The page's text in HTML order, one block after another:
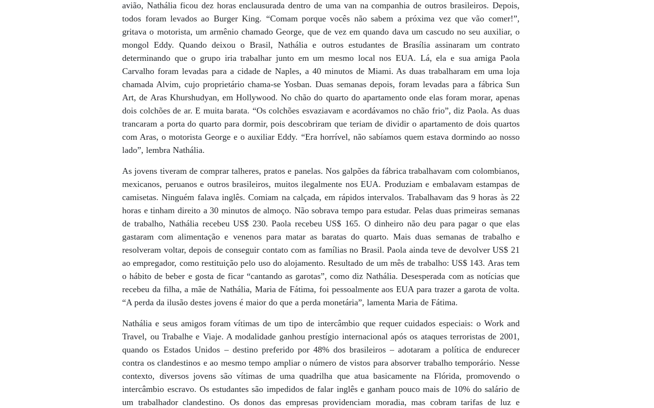
avião, Nathália ficou dez horas enclausurada dentro de uma van na companhia de outros brasileiros. Depois,
todos foram levados ao Burger King. “Comam porque vocês não sabem a próxima vez que vão comer!”,
gritava o motorista, um armênio chamado George, que de vez em quando dava um cascudo no seu auxiliar, o
mongol Eddy. Quando deixou o Brasil, Nathália e outros estudantes de Brasília assinaram um contrato
determinando que o grupo iria trabalhar junto em um mesmo local nos EUA. Lá, ela e sua amiga Paola
Carvalho foram levadas para a cidade de Naples, a 40 minutos de Miami. As duas trabalharam em uma loja
chamada Alvim, cujo proprietário chama-se Yosban. Duas semanas depois, foram levadas para a fábrica Sun
Art, de Aras Khurshudyan, em Hollywood. No chão do quarto do apartamento onde elas foram morar, apenas
dois colchões de ar. E muita barata. “Os colchões esvaziavam e acordávamos no chão frio”, diz Paola. As duas
trancaram a porta do quarto para dormir, pois descobriram que teriam de dividir o apartamento de dois quartos
com Aras, o motorista George e o auxiliar Eddy. “Era horrível, não sabíamos quem estava dormindo ao nosso
lado”, lembra Nathália.
As jovens tiveram de comprar talheres, pratos e panelas. Nos galpões da fábrica trabalhavam com colombianos,
mexicanos, peruanos e outros brasileiros, muitos ilegalmente nos EUA. Produziam e embalavam estampas de
camisetas. Ninguém falava inglês. Comiam na calçada, em rápidos intervalos. Trabalhavam das 9 horas às 22
horas e tinham direito a 30 minutos de almoço. Não sobrava tempo para estudar. Pelas duas primeiras semanas
de trabalho, Nathália recebeu US$ 230. Paola recebeu US$ 165. O dinheiro não deu para pagar o que elas
gastaram com alimentação e venenos para matar as baratas do quarto. Mais duas semanas de trabalho e
resolveram voltar, depois de conseguir contato com as famílias no Brasil. Paola ainda teve de devolver US$ 21
ao empregador, como restituição pelo uso do alojamento. Resultado de um mês de trabalho: US$ 143. Aras tem
o hábito de beber e gosta de ficar “cantando as garotas”, como diz Nathália. Desesperada com as notícias que
recebeu da filha, a mãe de Nathália, Maria de Fátima, foi pessoalmente aos EUA para trazer a garota de volta.
“A perda da ilusão destes jovens é maior do que a perda monetária”, lamenta Maria de Fátima.
Nathália e seus amigos foram vítimas de um tipo de intercâmbio que requer cuidados especiais: o Work and
Travel, ou Trabalhe e Viaje. A modalidade ganhou prestígio internacional após os ataques terroristas de 2001,
quando os Estados Unidos – destino preferido por 48% dos brasileiros – adotaram a política de endurecer
contra os clandestinos e ao mesmo tempo ampliar o número de vistos para absorver trabalho temporário. Nesse
contexto, diversos jovens são vítimas de uma quadrilha que atua basicamente na Flórida, promovendo o
intercâmbio escravo. Os estudantes são impedidos de falar inglês e ganham pouco mais de 10% do salário de
um trabalhador clandestino. Os donos das empresas providenciam moradia, mas cobram tarifas de luz e